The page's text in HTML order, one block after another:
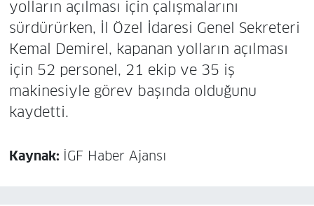
yolların açılması için çalışmalarını
sürdürürken, İl Özel İdaresi Genel Sekreteri
Kemal Demirel, kapanan yolların açılması
için 52 personel, 21 ekip ve 35 iş
makinesiyle görev başında olduğunu
kaydetti.
Kaynak: İGF Haber Ajansı